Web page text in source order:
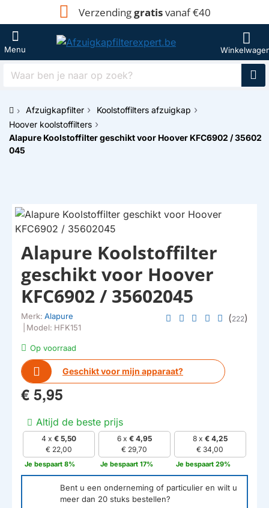
Verzendinggratisvanaf €40
Waar
naar
op
zoek?
h
o
m
Afzuigkapfilter
Koolstoffilters afzuigkap
Hoover koolstoffilters
Alapure Koolstoffilter geschikt voor Hoover KFC6902 / 35602
045
HUISMERK
Op voorraad
Geschikt voor mijn apparaat?
Alapure Koolstoffilter
geschikt voor Hoover
KFC6902 / 35602045
Merk: Alapure
Model: HFK151
(222)
€ 5,95
Altijd de beste prijs
4 x € 5,50
€ 22,00
Je bespaart 8%
6 x € 4,95
€ 29,70
Je bespaart 17%
8 x € 4,25
€ 34,00
Je bespaart 29%
Bent u een onderneming of particulier en wilt u
meer dan 20 stuks bestellen?